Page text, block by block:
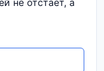
не отстает, а